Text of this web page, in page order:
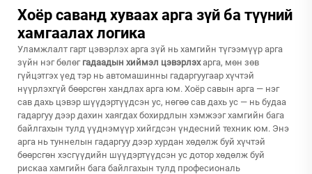
Хоёр саванд хуваах арга зүй ба түүний
хамгаалах логика
Уламжлалт гарт цэвэрлэх арга зүй нь хамгийн түгээмүүр арга
зүйн нэг бөлөг гадаадын хиймэл цэвэрлэхарга, мөн зөв
гүйцэтгэх үед тэр нь автомашинны гадаргуугаар хүчтэй
нүүрлэхгүй бөөрсгөн хандлах арга юм. Хоёр савын арга — нэг
сав дахь цэвэр шүүдэртүүдсэн ус, нөгөө сав дахь ус — нь будаа
гадаргуу дээр дахин хаягдах бохирдлын хэмжээг хамгийн бага
байлгахын тулд үүднэмүүр хийгдсэн үндесний техник юм. Энэ
арга нь туннелын гадаргуу дээр хурдан хөдөлж буй хүчтэй
бөөрсгөн хэсгүүдийн шүүдэртүүдсэн ус дотор хөдөлж буй
рискаа хамгийн бага байлгахын тулд професиональ